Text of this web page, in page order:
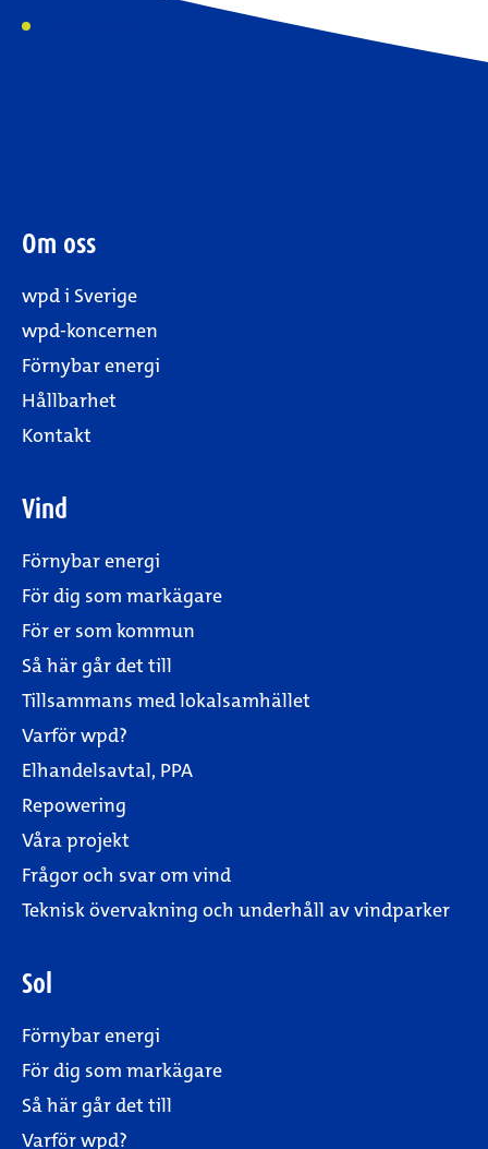
Om oss
wpd i Sverige
wpd-koncernen
Förnybar energi
Hållbarhet
Kontakt
Vind
Förnybar energi
För dig som markägare
För er som kommun
Så här går det till
Tillsammans med lokalsamhället
Varför wpd?
Elhandelsavtal, PPA
Repowering
Våra projekt
Frågor och svar om vind
Teknisk övervakning och underhåll av vindparker
Sol
Förnybar energi
För dig som markägare
Så här går det till
Varför wpd?